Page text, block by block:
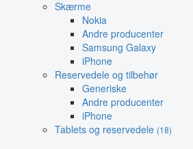
Skærme
Nokia
Andre producenter
Samsung Galaxy
iPhone
Reservedele og tilbehør
Generiske
Andre producenter
iPhone
Tablets og reservedele (18)